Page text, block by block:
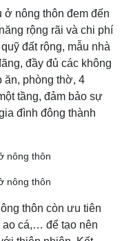
ở nông thôn đem đến
rộng rãi và chi phí
đất rộng, mẫu nhà
đầy đủ các không
ăn, phòng thờ, 4
tầng, đảm bảo sự
đình đông thành
thôn còn ưu tiên
ao cá,… để tạo nên